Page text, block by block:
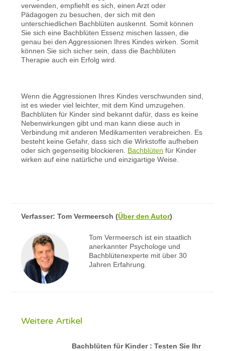
verwenden, empfiehlt es sich, einen Arzt oder
Pädagogen zu besuchen, der sich mit den
unterschiedlichen Bachblüten auskennt. Somit können
Sie sich eine Bachblüten Essenz mischen lassen, die
genau bei den Aggressionen Ihres Kindes wirken. Somit
können Sie sich sicher sein, dass die Bachblüten
Therapie auch ein Erfolg wird.
Wenn die Aggressionen Ihres Kindes verschwunden sind,
ist es wieder viel leichter, mit dem Kind umzugehen.
Bachblüten für Kinder sind bekannt dafür, dass es keine
Nebenwirkungen gibt und man kann diese auch in
Verbindung mit anderen Medikamenten verabreichen. Es
besteht keine Gefahr, dass sich die Wirkstoffe aufheben
oder sich gegenseitig blockieren. Bachblüten für Kinder
wirken auf eine natürliche und einzigartige Weise.
Verfasser:Tom Vermeersch (Über den Autor)
Tom Vermeersch ist ein staatlich
anerkannter Psychologe und
Bachblütenexperte mit über 30
Jahren Erfahrung.
Weitere Artikel
Bachblüten für Kinder : Testen Sie Ihr